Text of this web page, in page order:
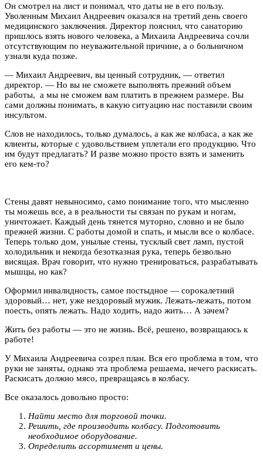
Он смотрел на лист и понимал, что даты не в его пользу.
Уволенным Михаил Андреевич оказался на третий день своего
медицинского заключения. Директор пояснил, что санаторию
пришлось взять нового человека, а Михаила Андреевича сочли
отсутствующим по неуважительной причине, а о больничном
узнали куда позже.
— Михаил Андреевич, вы ценный сотрудник, — ответил
директор. — Но вы не сможете выполнять прежний объем
работы, а мы не сможем вам платить в прежнем размере. Вы
сами должны понимать, в какую ситуацию нас поставили своим
инсультом.
Слов не находилось, только думалось, а как же колбаса, а как же
клиенты, которые с удовольствием уплетали его продукцию. Что
им будут предлагать? И разве можно просто взять и заменить
его кем-то?
Стены давят невыносимо, само понимание того, что мысленно
ты можешь все, а в реальности ты связан по рукам и ногам,
уничтожает. Каждый день тянется муторно, словно и не было
прежней жизни. С работы домой и спать, и мысли все о колбасе.
Теперь только дом, унылые стены, тусклый свет ламп, пустой
холодильник и некогда безотказная рука, теперь безвольно
висящая. Врач говорит, что нужно тренироваться, разрабатывать
мышцы, но как?
Оформил инвалидность, самое постыдное — сорокалетний
здоровый… нет, уже нездоровый мужик. Лежать-лежать, потом
поесть, опять лежать. Надо ходить, надо жить… А зачем?
Жить без работы — это не жизнь. Всё, решено, возвращаюсь к
работе!
У Михаила Андреевича созрел план. Вся его проблема в том, что
руки не заняты, однако эта проблема решаема, нечего раскисать.
Раскисать должно мясо, превращаясь в колбасу.
Все оказалось довольно просто:
Найти место для торговой точки.
Решить, где производить колбасу. Подготовить
необходимое оборудование.
Определить ассортимент и цены.